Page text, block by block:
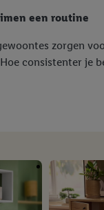
een routine
zorgen
consistenter je